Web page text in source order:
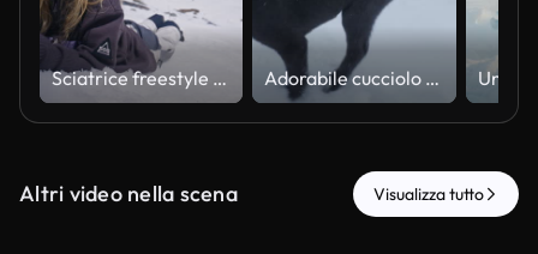
Sciatrice freestyle donna che salta nello snowpark di Verbier mentre un'amica si rilassa nella neve. Scena giocosa di sport invernali femminili con cieli azzurri, paesaggi alpini e stile di vita da resort sciistico delle Alpi svizzere. Adorabile cucciolo nero con il petto bianco che corre e gioca gioiosamente fuori nella neve fresca, inseguendo la telecamera durante una splendida giornata invernale con un'espressione felice ed energica.
Altri video nella scena Visualizza tutto